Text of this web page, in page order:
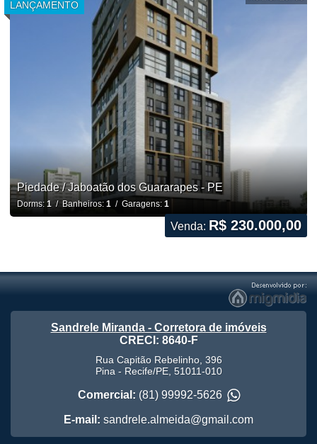
LANÇAMENTO
Piedade / Jaboatão dos Guararapes - PE
Dorms: 1/ Banheiros: 1/ Garagens: 1
Venda: R$ 230.000,00
Sandrele Miranda - Corretora de imóveis
CRECI: 8640-F
Rua Capitão Rebelinho, 396
Pina- Recife/PE, 51011-010
Comercial: (81) 99992-5626
E-mail: sandrele.almeida@gmail.com